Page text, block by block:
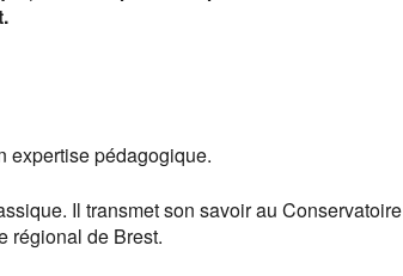
expertise pédagogique.
Il transmet son savoir au Conservatoire
régional de Brest.